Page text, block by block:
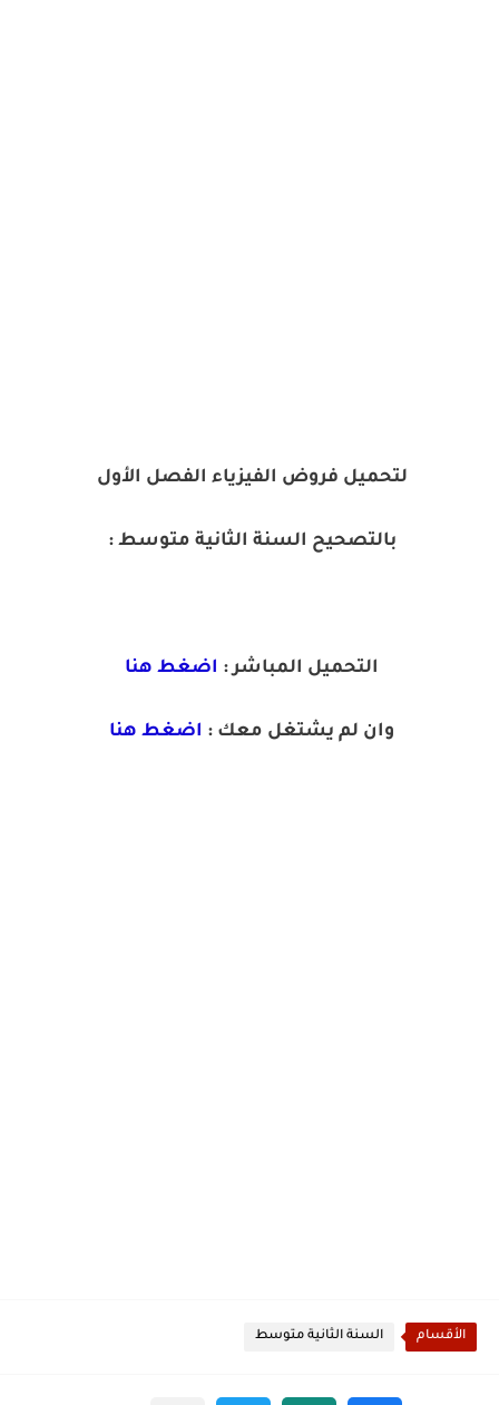
لتحميل فروض الفيزياء الفصل الأول
بالتصحيح السنة الثانية متوسط :
التحميل المباشر : اضغط هنا
وان لم يشتغل معك : اضغط هنا
الأقسام السنة الثانية متوسط